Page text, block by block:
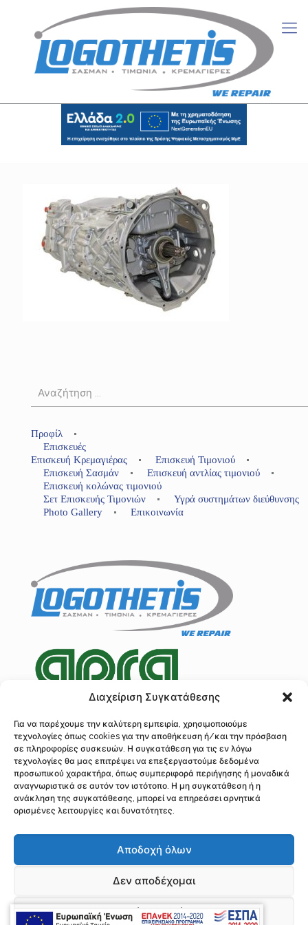
Διαχείριση Συγκατάθεσης
Για να παρέχουμε την καλύτερη εμπειρία, χρησιμοποιούμε
τεχνολογίες όπως cookies για την αποθήκευση ή/και την πρόσβαση
σε πληροφορίες συσκευών. Η συγκατάθεση για τις εν λόγω
τεχνολογίες θα μας επιτρέψει να επεξεργαστούμε δεδομένα
προσωπικού χαρακτήρα, όπως συμπεριφορά περιήγησης ή μοναδικά
αναγνωριστικά σε αυτόν τον ιστότοπο. Η μη συγκατάθεση ή η
ανάκληση της συγκατάθεσης, μπορεί να επηρεάσει αρνητικά
ορισμένες λειτουργίες και δυνατότητες.
Αποδοχή όλων
Δεν αποδέχομαι
Προβολή προτιμήσεων
Προφίλ
Επισκευές
Επισκευή Κρεμαγιέρας
Επισκευή Τιμονιού
Επισκευή Σασμάν
Επισκευή αντλίας τιμονιού
Επισκευή κολώνας τιμονιού
Σετ Επισκευής Τιμονιών
Υγρά συστημάτων διεύθυνσης
Photo Gallery
Επικοινωνία
Πολιτική Προστασίας Δεδομένων
Ανάλυση Cookies
Τηλ.: 210 34 22 310, 210 5243281 Fax: 210 52 29 726 | Υποκατάστημα
Διεύθυνση: Φρανκλίνου Ρούσβελτ 138 Δ, Τ.Κ. 3045, Λεμεσός Κύπρος
Τηλέφωνο: 0035799386494 Email: if.logothetis@gmail.com,
All Rights Reserved | Power by